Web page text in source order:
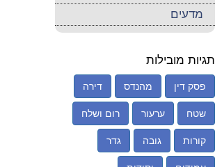
מדעים
תגיות מובילות
פסק דין מהנדס דירה
שטח ערעור רום ושלח
קורות גובה גדר